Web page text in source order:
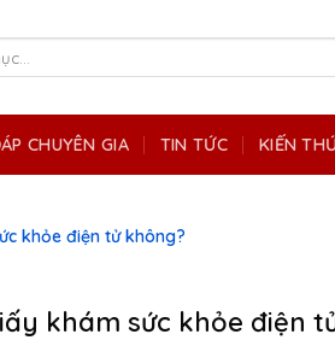
CHUYÊN GIA TIN TỨC KIẾN
khỏe điện tử không?
khám sức khỏe điện